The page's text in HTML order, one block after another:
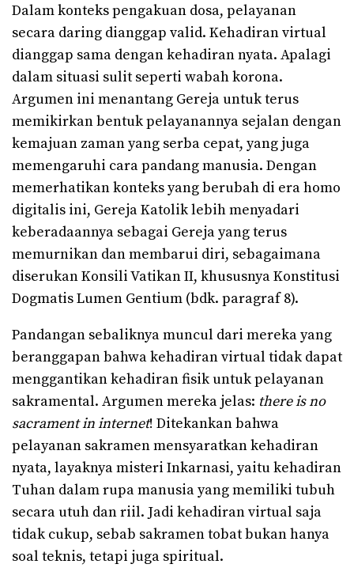
Dalam konteks pengakuan dosa, pelayanan
secara daring dianggap valid. Kehadiran virtual
dianggap sama dengan kehadiran nyata. Apalagi
dalam situasi sulit seperti wabah korona.
Argumen ini menantang Gereja untuk terus
memikirkan bentuk pelayanannya sejalan dengan
kemajuan zaman yang serba cepat, yang juga
memengaruhi cara pandang manusia. Dengan
memerhatikan konteks yang berubah di era homo
digitalis ini, Gereja Katolik lebih menyadari
keberadaannya sebagai Gereja yang terus
memurnikan dan membarui diri, sebagaimana
diserukan Konsili Vatikan II, khususnya Konstitusi
Dogmatis Lumen Gentium (bdk. paragraf 8).
Pandangan sebaliknya muncul dari mereka yang
beranggapan bahwa kehadiran virtual tidak dapat
menggantikan kehadiran fisik untuk pelayanan
sakramental. Argumen mereka jelas: there is no
sacrament in internet! Ditekankan bahwa
pelayanan sakramen mensyaratkan kehadiran
nyata, layaknya misteri Inkarnasi, yaitu kehadiran
Tuhan dalam rupa manusia yang memiliki tubuh
secara utuh dan riil. Jadi kehadiran virtual saja
tidak cukup, sebab sakramen tobat bukan hanya
soal teknis, tetapi juga spiritual.